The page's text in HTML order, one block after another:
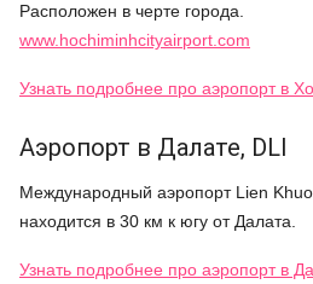
Расположен в черте города.
www.hochiminhcityairport.com
Узнать подробнее про аэропорт в
Аэропорт в Далате, DLI
Международный аэропорт Lien
находится в 30 км к югу от Далата.
Узнать подробнее про аэропорт в